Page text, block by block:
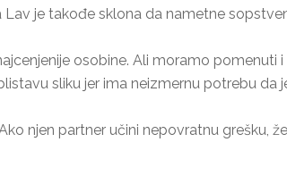
je takođe sklona da nametne
osobine. Ali moramo
sliku jer ima neizmernu potrebu da
njen partner učini nepovratnu grešku,